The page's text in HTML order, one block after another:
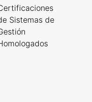
Sistemas de